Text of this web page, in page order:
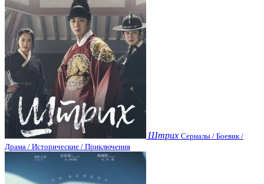
Штрих Сериалы / Боевик /
Драма / Исторические / Приключения